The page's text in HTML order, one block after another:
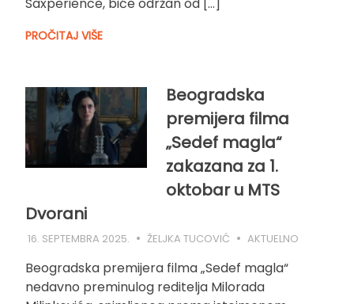
PROČITAJ VIŠE
Beogradska
premijera filma
„Sedef magla“
zakazana za 1.
oktobar u MTS
Dvorani
16. SEPTEMBRA 2025. ŽELJKA TUCOVIĆ AKTUELNO
Beogradska premijera filma „Sedef magla“
nedavno preminulog reditelja Milorada